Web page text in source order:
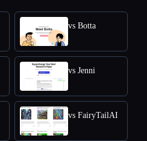
vs Botta
vs Jenni
vs FairyTailAI